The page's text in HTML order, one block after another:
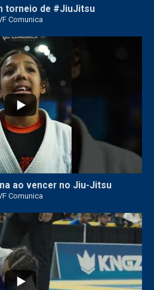
torneio de #JiuJitsu
Comunica
ao vencer no Jiu-Jitsu
Comunica
...